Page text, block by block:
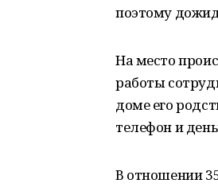
поэтому
На место
работы
доме его
телефон и
В отношении